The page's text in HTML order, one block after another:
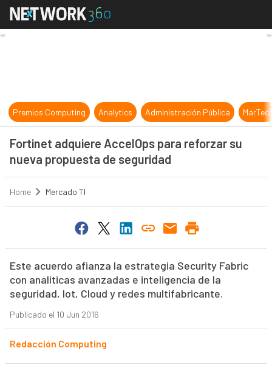
Fortinet adquiere AccelOps para
Premios Computing Analytics Administración Pública
Fortinet adquiere AccelOps para reforzar su
nueva propuesta de seguridad
Home Mercado TI
Este acuerdo afianza la estrategia Security Fabric
con analíticas avanzadas e inteligencia de la
seguridad, Iot, Cloud y redes multifabricante.
Publicado el 10 Jun 2016
Redacción Computing